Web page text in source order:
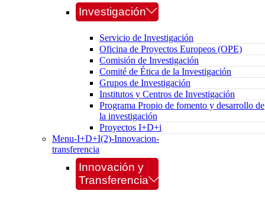
Investigación
Servicio de Investigación
Oficina de Proyectos Europeos (OPE)
Comisión de Investigación
Comité de Ética de la Investigación
Grupos de Investigación
Institutos y Centros de Investigación
Programa Propio de fomento y desarrollo de
la investigación
Proyectos I+D+i
Menu-I+D+I(2)-Innovacion-
transferencia
Innovación y
Transferencia